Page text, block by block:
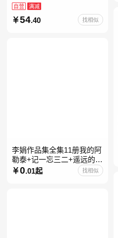
进入现代学科的奠基之作
自营 满减
54.40 找相似
李娟作品集全集11册我的阿
勒泰+记一忘三二+遥远的向
日葵地+冬牧场+阿勒泰的角
落+羊道三部曲+走夜路请放
0.01起 找相似